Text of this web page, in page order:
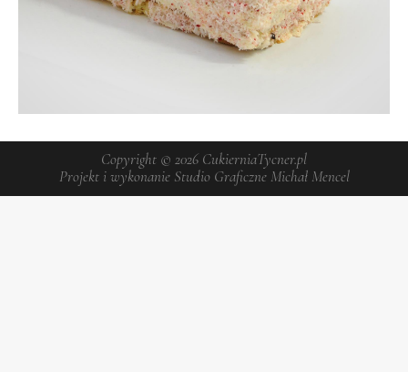
Copyright © 2026 CukierniaTycner.pl
Projekt i wykonanie Studio Graficzne Michał Mencel